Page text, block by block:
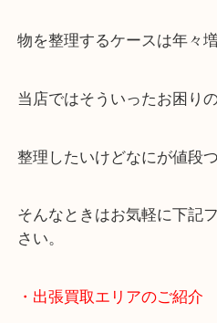
終活・遺品整理・生前整
物を整理するケースは年